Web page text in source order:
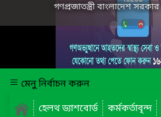
গণপ্রজাতন্ত্রী বাংলাদেশ সরকার
মেনু নির্বাচন করুন
হেলথ ড্যাশবোর্ড
কর্মকর্তাবৃন্দ